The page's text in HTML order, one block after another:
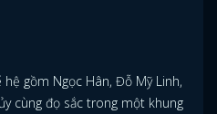
gồm Ngọc Hân, Đỗ Mỹ Linh,
cùng đọ sắc trong một khung